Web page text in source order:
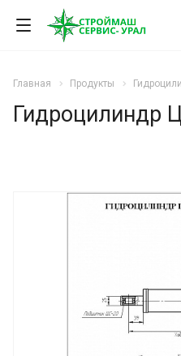
Главная Продукты
Гидроцилиндр